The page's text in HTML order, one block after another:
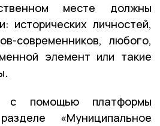
месте должны
исторических личностей,
современников, любого,
элемент или такие
с помощью платформы
«Муниципальное